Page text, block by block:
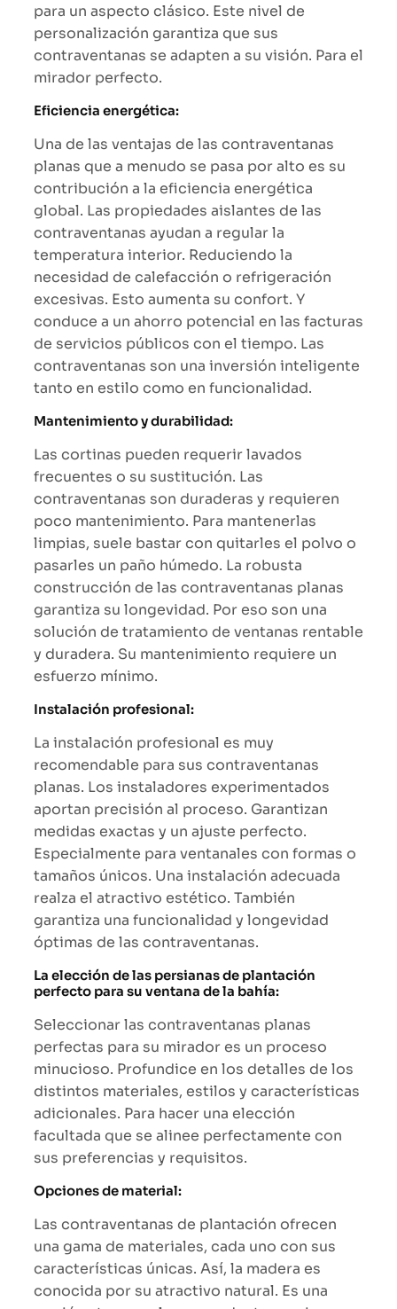
para un aspecto clásico. Este nivel de
personalización garantiza que sus
contraventanas se adapten a su visión. Para el
mirador perfecto.
Eficiencia energética:
Una de las ventajas de las contraventanas
planas que a menudo se pasa por alto es su
contribución a la eficiencia energética
global. Las propiedades aislantes de las
contraventanas ayudan a regular la
temperatura interior. Reduciendo la
necesidad de calefacción o refrigeración
excesivas. Esto aumenta su confort. Y
conduce a un ahorro potencial en las facturas
de servicios públicos con el tiempo. Las
contraventanas son una inversión inteligente
tanto en estilo como en funcionalidad.
Mantenimiento y durabilidad:
Las cortinas pueden requerir lavados
frecuentes o su sustitución. Las
contraventanas son duraderas y requieren
poco mantenimiento. Para mantenerlas
limpias, suele bastar con quitarles el polvo o
pasarles un paño húmedo. La robusta
construcción de las contraventanas planas
garantiza su longevidad. Por eso son una
solución de tratamiento de ventanas rentable
y duradera. Su mantenimiento requiere un
esfuerzo mínimo.
Instalación profesional:
La instalación profesional es muy
recomendable para sus contraventanas
planas. Los instaladores experimentados
aportan precisión al proceso. Garantizan
medidas exactas y un ajuste perfecto.
Especialmente para ventanales con formas o
tamaños únicos. Una instalación adecuada
realza el atractivo estético. También
garantiza una funcionalidad y longevidad
óptimas de las contraventanas.
La elección de las persianas de plantación
perfecto para su ventana de la bahía:
Seleccionar las contraventanas planas
perfectas para su mirador es un proceso
minucioso. Profundice en los detalles de los
distintos materiales, estilos y características
adicionales. Para hacer una elección
facultada que se alinee perfectamente con
sus preferencias y requisitos.
Opciones de material:
Las contraventanas de plantación ofrecen
una gama de materiales, cada uno con sus
características únicas. Así, la madera es
conocida por su atractivo natural. Es una